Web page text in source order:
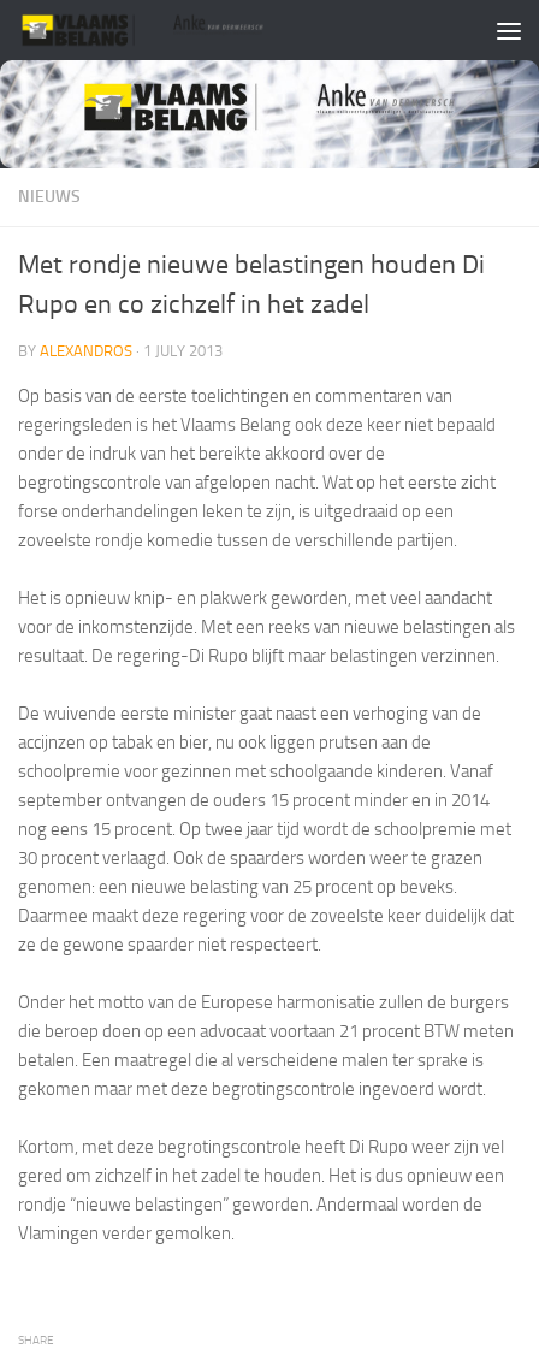
Skip to content
NIEUWS
Met rondje nieuwe belastingen houden Di
Rupo en co zichzelf in het zadel
BY ALEXANDROS · 1 JULY 2013
Op basis van de eerste toelichtingen en commentaren van
regeringsleden is het Vlaams Belang ook deze keer niet bepaald
onder de indruk van het bereikte akkoord over de
begrotingscontrole van afgelopen nacht. Wat op het eerste zicht
forse onderhandelingen leken te zijn, is uitgedraaid op een
zoveelste rondje komedie tussen de verschillende partijen.
Het is opnieuw knip- en plakwerk geworden, met veel aandacht
voor de inkomstenzijde. Met een reeks van nieuwe belastingen als
resultaat. De regering-Di Rupo blijft maar belastingen verzinnen.
De wuivende eerste minister gaat naast een verhoging van de
accijnzen op tabak en bier, nu ook liggen prutsen aan de
schoolpremie voor gezinnen met schoolgaande kinderen. Vanaf
september ontvangen de ouders 15 procent minder en in 2014
nog eens 15 procent. Op twee jaar tijd wordt de schoolpremie met
30 procent verlaagd. Ook de spaarders worden weer te grazen
genomen: een nieuwe belasting van 25 procent op beveks.
Daarmee maakt deze regering voor de zoveelste keer duidelijk dat
ze de gewone spaarder niet respecteert.
Onder het motto van de Europese harmonisatie zullen de burgers
die beroep doen op een advocaat voortaan 21 procent BTW meten
betalen. Een maatregel die al verscheidene malen ter sprake is
gekomen maar met deze begrotingscontrole ingevoerd wordt.
Kortom, met deze begrotingscontrole heeft Di Rupo weer zijn vel
gered om zichzelf in het zadel te houden. Het is dus opnieuw een
rondje “nieuwe belastingen” geworden. Andermaal worden de
Vlamingen verder gemolken.
SHARE